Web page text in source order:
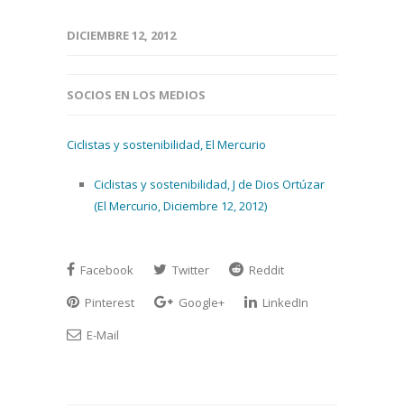
DICIEMBRE 12, 2012
SOCIOS EN LOS MEDIOS
Ciclistas y sostenibilidad, El Mercurio
Ciclistas y sostenibilidad, J de Dios Ortúzar
(El Mercurio, Diciembre 12, 2012)
Facebook Twitter
Reddit
Pinterest
Google+
LinkedIn
E-Mail